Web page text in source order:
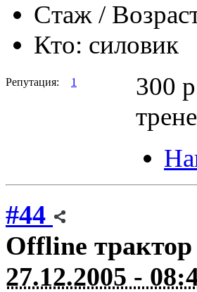
Стаж /
Кто: силовик
Репутация: 1
300
#44
Offline трактор
27.12.2005 -